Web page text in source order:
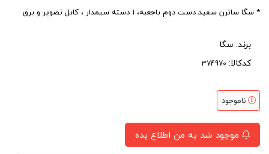
* سگا ساترن سفید دست دوم باجعبه، 1 دسته سیمدار ، کابل تصویر و برق
برند: سگا
کدکالا:
ناموجود
موجود شد به من اطلاع بده